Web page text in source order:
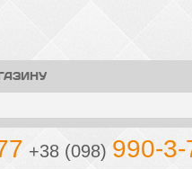
+38 (098) 990-3-